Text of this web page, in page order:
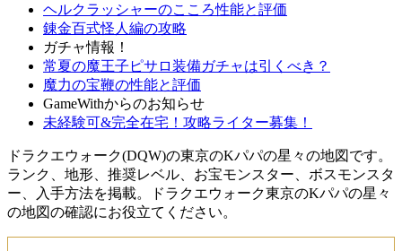
ヘルクラッシャーのこころ性能と評価
錬金百式怪人編の攻略
ガチャ情報！
常夏の魔王子ピサロ装備ガチャは引くべき？
魔力の宝鞭の性能と評価
GameWithからのお知らせ
未経験可&完全在宅！攻略ライター募集！
ドラクエウォーク(DQW)の東京のKパパの星々の地図です。
ランク、地形、推奨レベル、お宝モンスター、ボスモンスタ
ー、入手方法を掲載。ドラクエウォーク東京のKパパの星々
の地図の確認にお役立てください。